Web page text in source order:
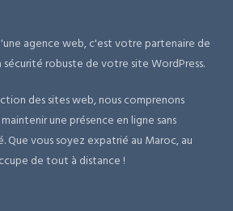
agence web, c'est votre partenaire de
sécurité robuste de votre site WordPress.
des sites web, nous comprenons
une présence en ligne sans
Que vous soyez expatrié au Maroc, au
de tout à distance !